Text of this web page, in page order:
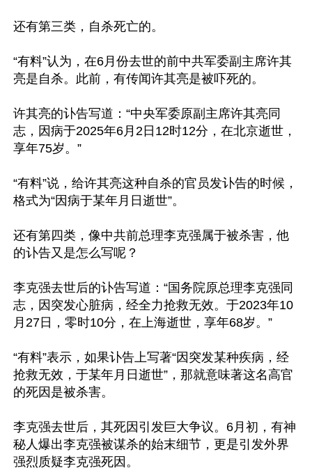
还有第三类，自杀死亡的。
“有料”认为，在6月份去世的前中共军委副主席许其
亮是自杀。此前，有传闻许其亮是被吓死的。
许其亮的讣告写道：“中央军委原副主席许其亮同
志，因病于2025年6月2日12时12分，在北京逝世，
享年75岁。”
“有料”说，给许其亮这种自杀的官员发讣告的时候，
格式为“因病于某年月日逝世”。
还有第四类，像中共前总理李克强属于被杀害，他
的讣告又是怎么写呢？
李克强去世后的讣告写道：“国务院原总理李克强同
志，因突发心脏病，经全力抢救无效。于2023年10
月27日，零时10分，在上海逝世，享年68岁。”
“有料”表示，如果讣告上写著“因突发某种疾病，经
抢救无效，于某年月日逝世”，那就意味著这名高官
的死因是被杀害。
李克强去世后，其死因引发巨大争议。6月初，有神
秘人爆出李克强被谋杀的始末细节，更是引发外界
强烈质疑李克强死因。